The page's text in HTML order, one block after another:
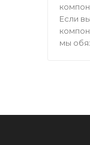
Если
мы